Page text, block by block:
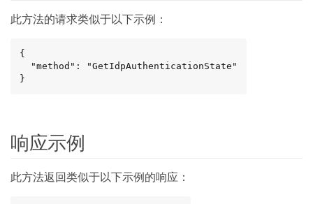
此方法的请求类似于以下示例：
{
}
响应示例
此方法返回类似于以下示例的响应：